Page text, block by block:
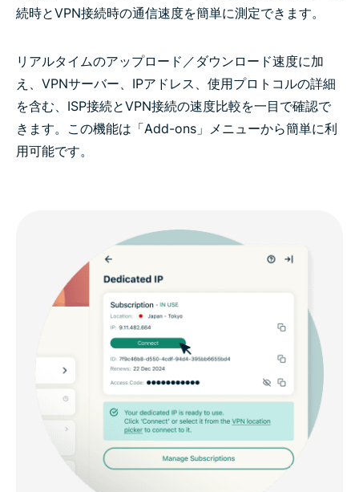
続時とVPN接続時の通信速度を簡単に測定できます。
リアルタイムのアップロード／ダウンロード速度に加
え、VPNサーバー、IPアドレス、使用プロトコルの詳細
を含む、ISP接続とVPN接続の速度比較を一目で確認で
きます。この機能は「Add-ons」メニューから簡単に利
用可能です。